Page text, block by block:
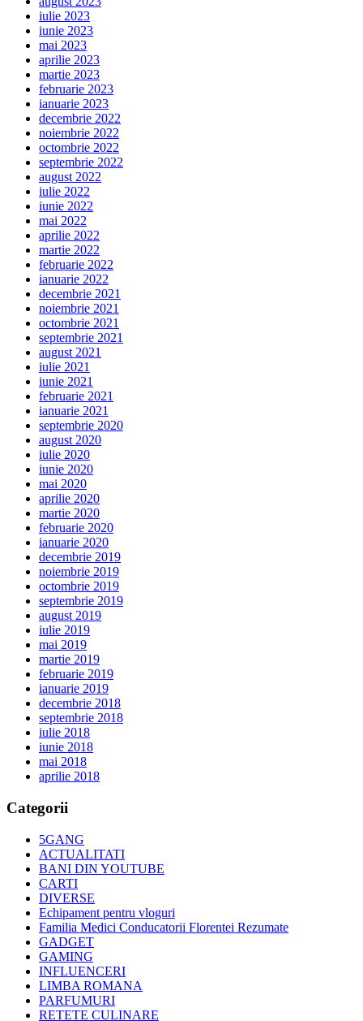
iulie 2023
iunie 2023
mai 2023
aprilie 2023
martie 2023
februarie 2023
ianuarie 2023
decembrie 2022
noiembrie 2022
octombrie 2022
septembrie 2022
august 2022
iulie 2022
iunie 2022
mai 2022
aprilie 2022
martie 2022
februarie 2022
ianuarie 2022
decembrie 2021
noiembrie 2021
octombrie 2021
septembrie 2021
august 2021
iulie 2021
iunie 2021
februarie 2021
ianuarie 2021
septembrie 2020
august 2020
iulie 2020
iunie 2020
mai 2020
aprilie 2020
martie 2020
februarie 2020
ianuarie 2020
decembrie 2019
noiembrie 2019
octombrie 2019
septembrie 2019
august 2019
iulie 2019
mai 2019
martie 2019
februarie 2019
ianuarie 2019
decembrie 2018
septembrie 2018
iulie 2018
iunie 2018
mai 2018
aprilie 2018
Categorii
5GANG
ACTUALITATI
BANI DIN YOUTUBE
CARTI
DIVERSE
Echipament pentru vloguri
Familia Medici Conducatorii Florentei Rezumate
GADGET
GAMING
INFLUENCERI
LIMBA ROMANA
PARFUMURI
RETETE CULINARE